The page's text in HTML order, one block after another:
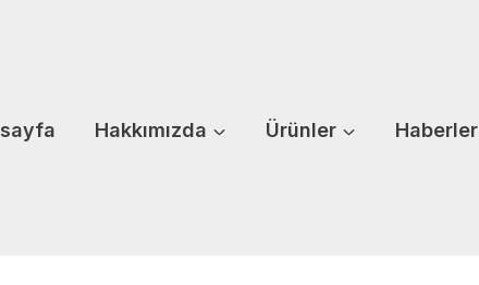
Hakkımızda Ürünler Haberler